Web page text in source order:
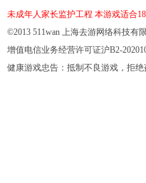
未成年人家长监护工程 本游戏适合
©2013 511wan 上海去游网络科技有
增值电信业务经营许可证沪B2-
健康游戏忠告：抵制不良游戏，拒